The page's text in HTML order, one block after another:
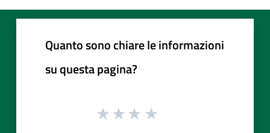
Quanto sono chiare le informazioni
su questa pagina?